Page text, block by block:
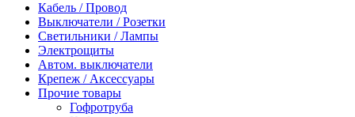
Кабель / Провод
Выключатели / Розетки
Светильники / Лампы
Электрощиты
Автом. выключатели
Крепеж / Аксессуары
Прочие товары
Гофротруба